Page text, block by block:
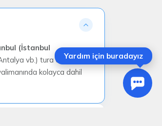
(İstanbul
vb.) tura dahil
kolayca dahil
Yardım için buradayız